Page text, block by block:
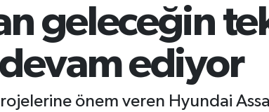
geleceğin
ediyor
önem veren Hyundai